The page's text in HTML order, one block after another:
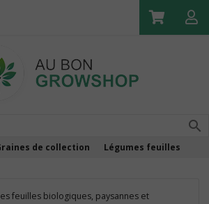

de collection Légumes feuilles
feuilles biologiques, paysannes et